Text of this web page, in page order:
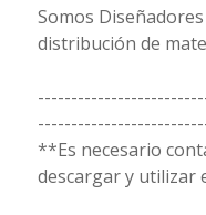
Somos
distribución de
**Es necesario
descargar y utilizar